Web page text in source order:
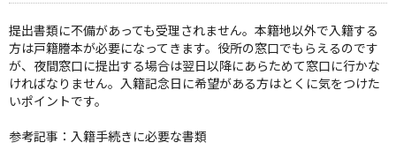
提出書類に不備があっても受理されません。本籍地以外で入籍する
方は戸籍謄本が必要になってきます。役所の窓口でもらえるのです
が、夜間窓口に提出する場合は翌日以降にあらためて窓口に行かな
ければなりません。入籍記念日に希望がある方はとくに気をつけた
いポイントです。
参考記事： 入籍手続きに必要な書類